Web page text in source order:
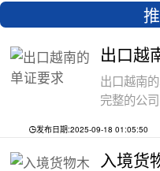
出口越
出口越南
完整的公
发布日期:2025-09-18 01:05:50
入境货